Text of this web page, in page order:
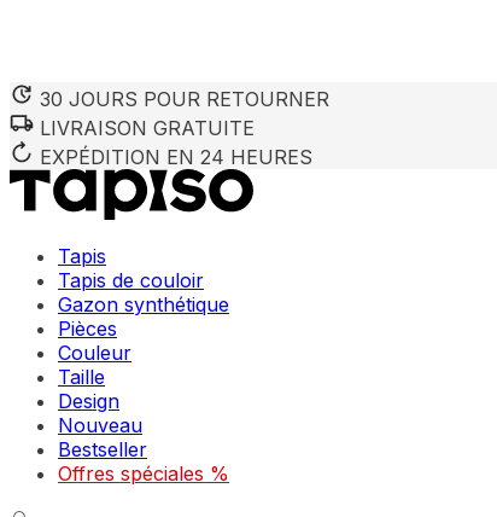
30 JOURS POUR RETOURNER
LIVRAISON GRATUITE
EXPÉDITION EN 24 HEURES
Tapis
Tapis de couloir
Gazon synthétique
Pièces
Couleur
Taille
Design
Nouveau
Bestseller
Offres spéciales %